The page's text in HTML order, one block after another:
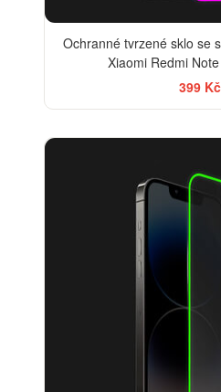
Ochranné tvrzené sklo se
Xiaomi Redmi
399 Kč